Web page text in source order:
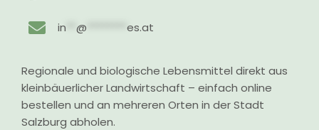
in **@ ********es.at
Regionale und biologische Lebensmittel direkt aus
kleinbäuerlicher Landwirtschaft – einfach online
bestellen und an mehreren Orten in der Stadt
Salzburg abholen.